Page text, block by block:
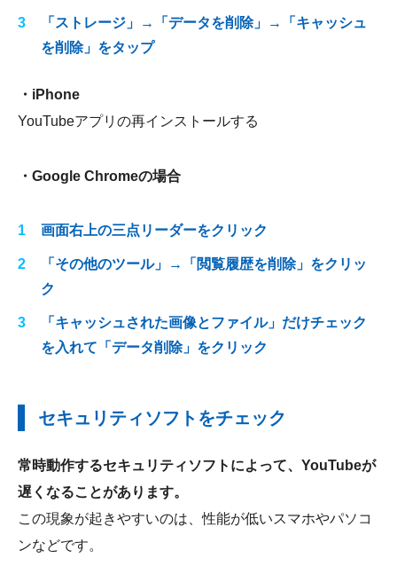
「ストレージ」→「データを削除」→「キャッシュ
を削除」をタップ
・iPhone
YouTubeアプリの再インストールする
・Google Chromeの場合
画面右上の三点リーダーをクリック
「その他のツール」→「閲覧履歴を削除」をクリッ
ク
「キャッシュされた画像とファイル」だけチェック
を入れて「データ削除」をクリック
セキュリティソフトをチェック
常時動作するセキュリティソフトによって、YouTubeが
遅くなることがあります。
この現象が起きやすいのは、性能が低いスマホやパソコ
ンなどです。